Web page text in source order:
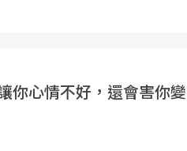
你心情不好，還會害你變